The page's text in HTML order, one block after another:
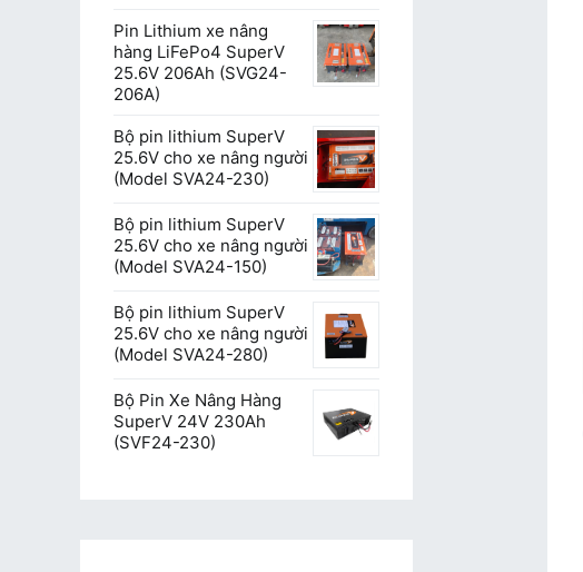
Pin Lithium xe nâng
hàng LiFePo4 SuperV
25.6V 206Ah (SVG24-
206A)
Bộ pin lithium SuperV
25.6V cho xe nâng người
(Model SVA24-230)
Bộ pin lithium SuperV
25.6V cho xe nâng người
(Model SVA24-150)
Bộ pin lithium SuperV
25.6V cho xe nâng người
(Model SVA24-280)
Bộ Pin Xe Nâng Hàng
SuperV 24V 230Ah
(SVF24-230)